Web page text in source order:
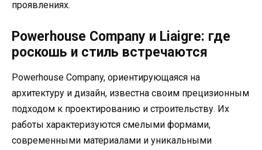
проявлениях.
Powerhouse Company и Liaigre: где
роскошь и стиль встречаются
Powerhouse Company, ориентирующаяся на
архитектуру и дизайн, известна своим прецизионным
подходом к проектированию и строительству. Их
работы характеризуются смелыми формами,
современными материалами и уникальными